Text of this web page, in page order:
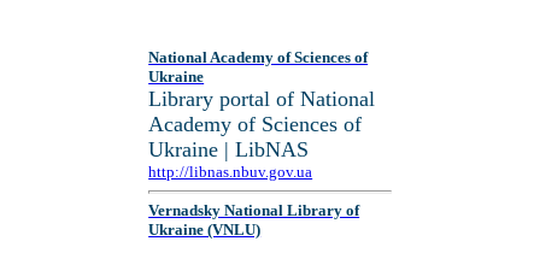
National Academy of Sciences of
Ukraine
Library portal of National
Academy of Sciences of
Ukraine | LibNAS
http://libnas.nbuv.gov.ua
Vernadsky National Library of
Ukraine (VNLU)